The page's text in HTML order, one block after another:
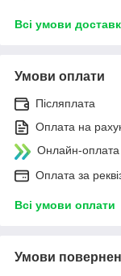
Всі умови
Умови оплати
Післяплата
Оплата на
Онлайн-
Оплата за
Всі умови оплати
Умови